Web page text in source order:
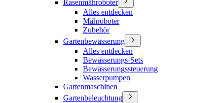
Rasenmähroboter
Alles entdecken
Mähroboter
Zubehör
Gartenbewässerung
Alles entdecken
Bewässerungs-Sets
Bewässerungssteuerung
Wasserpumpen
Gartenmaschinen
Gartenbeleuchtung